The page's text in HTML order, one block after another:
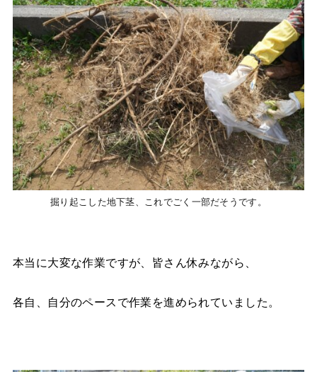
掘り起こした地下茎、これでごく一部だそうです。
本当に大変な作業ですが、皆さん休みながら、
各自、自分のペースで作業を進められていました。